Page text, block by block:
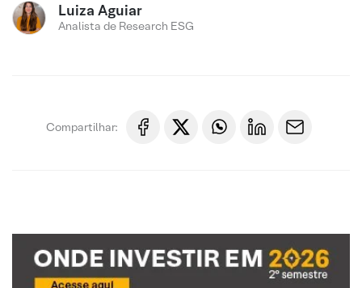
Luiza Aguiar
Analista de Research ESG
Compartilhar: